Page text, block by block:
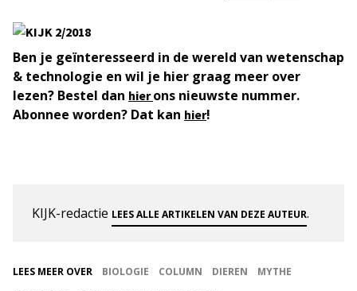
Ben je geïnteresseerd in de wereld van wetenschap
& technologie en wil je hier graag meer over
lezen? Bestel dan hierons nieuwste nummer.
Abonnee worden? Dat kan hier!
KIJK-redactie LEES ALLE ARTIKELEN VAN DEZE AUTEUR.
LEES MEER OVER BIOLOGIE COLUMN DIEREN
MYTHE